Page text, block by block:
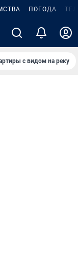
ПОГОДА
с видом на реку